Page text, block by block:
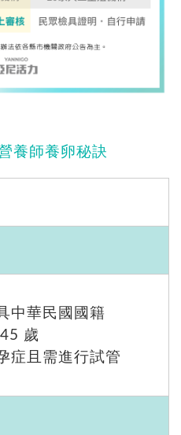
養師養卵秘訣
中華民國國籍
歲
症且需進行試管